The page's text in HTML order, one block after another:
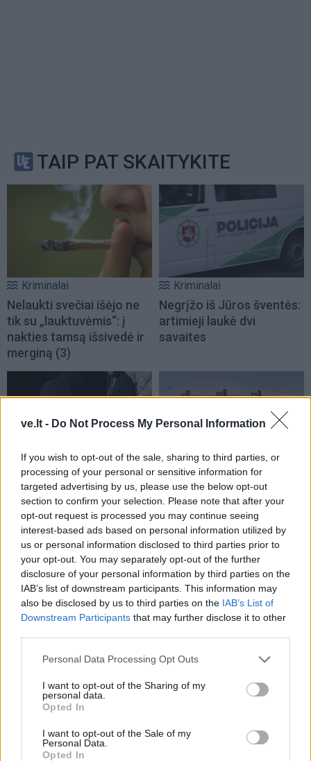
ve.lt - Do Not Process My Personal Information
If you wish to opt-out of the sale, sharing to third parties, or
processing of your personal or sensitive information for
targeted advertising by us, please use the below opt-out
section to confirm your selection. Please note that after your
opt-out request is processed you may continue seeing
interest-based ads based on personal information utilized by
us or personal information disclosed to third parties prior to
your opt-out. You may separately opt-out of the further
disclosure of your personal information by third parties on the
IAB’s list of downstream participants. This information may
also be disclosed by us to third parties on the IAB’s List of
Downstream Participants that may further disclose it to other
Personal Data Processing Opt Outs
I want to opt-out of the Sharing of my
personal data.
Opted In
I want to opt-out of the Sale of my
Personal Data.
Opted In
TAIP PAT SKAITYKITE
Kriminalai
Nelaukti svečiai išėjo ne
tik su „lauktuvėmis“: į
nakties tamsą išsivedė ir
merginą (3)
Kriminalai
Negrįžo iš Jūros šventės:
artimieji laukė dvi
savaites
Kriminalai
Dviem Klaipėdos
gimnazistams už kanapių
pagrobimą ir platinimą –
lygtinis laisvės atėmimas
Kriminalai
„Fūristas“ į judrią
sankryžą įlėkė „ant
rankinio“: vilkiko
puspriekabės ratai pakilo
į orą (7)
Niekšui panižo rankos:
sumušė sugyventinę, o
vėliau ir jos nepilnametę
(2)
Traukia it bites prie
ištuštino žaidimų
automatus